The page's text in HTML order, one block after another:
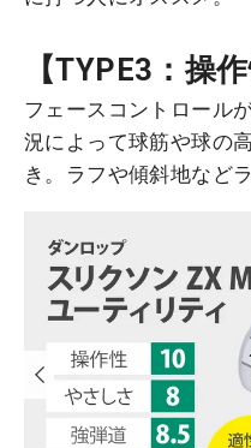
【TYPE3：操
フェースコントロール
況によって球筋や球の
き。ラフや傾斜地など